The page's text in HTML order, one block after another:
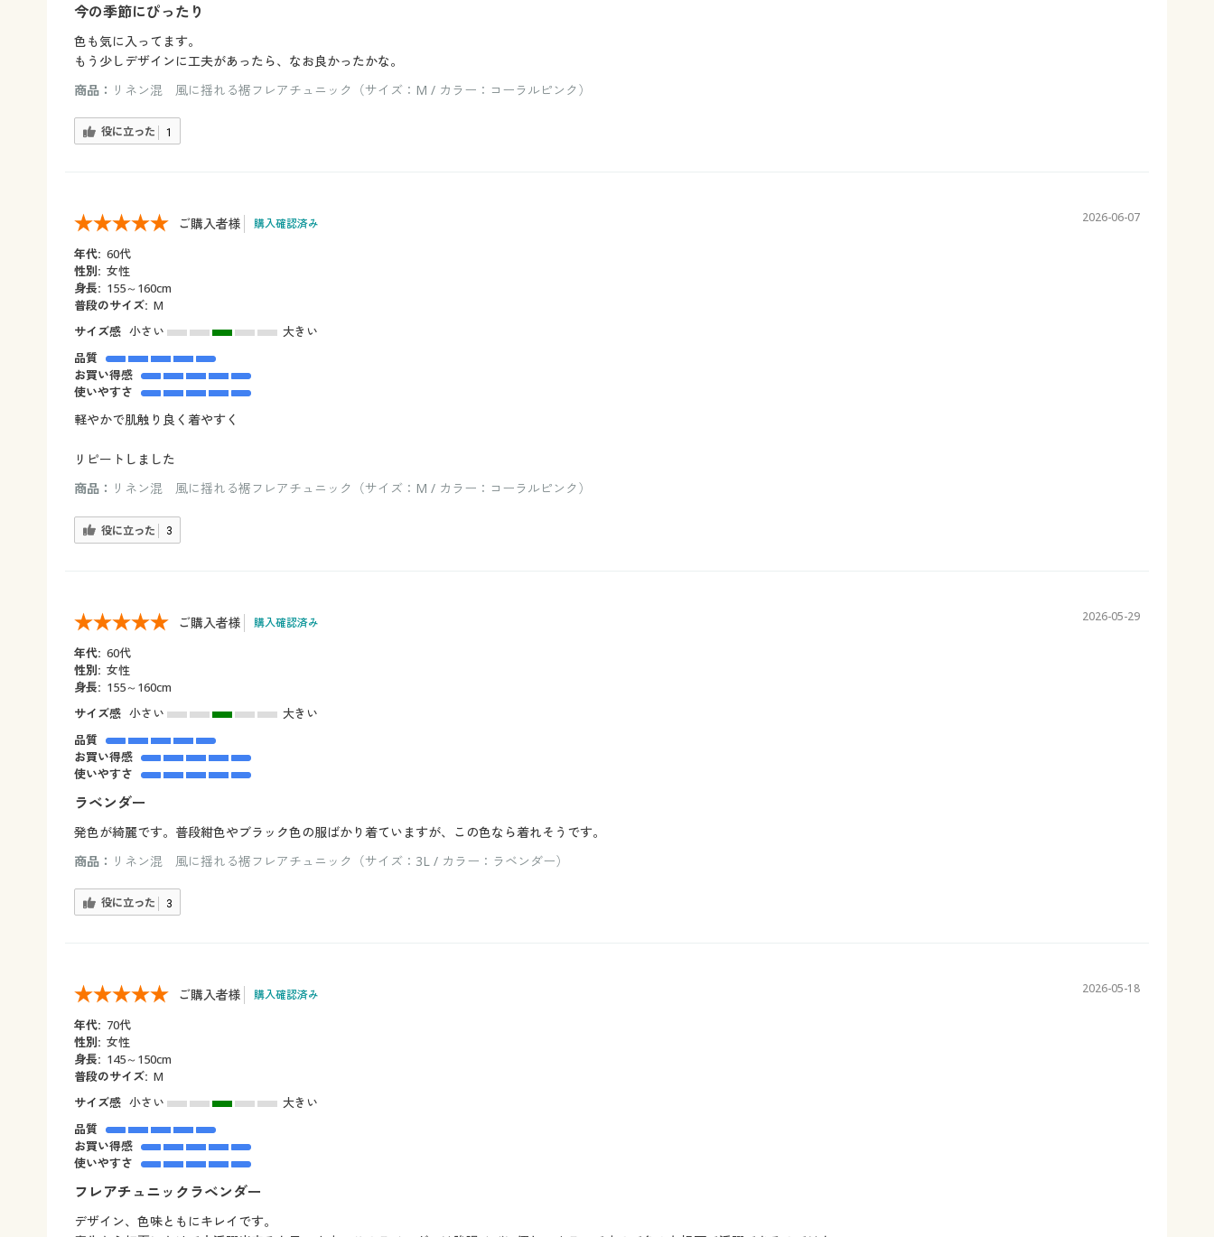
今の季節にぴったり
色も気に入ってます。
もう少しデザインに工夫があったら、なお良かったかな。
商品： リネン混 風に揺れる裾フレアチュニック（サイズ：M / カラー：コーラルピンク）
役に立った 1
ご購入者様 購入確認済み 2026-06-07
年代: 60代
性別: 女性
身長: 155～160cm
普段のサイズ: M
サイズ感 小さい
大きい
品質
お買い得感
使いやすさ
軽やかで肌触り良く着やすく
リピートしました
商品： リネン混 風に揺れる裾フレアチュニック（サイズ：M / カラー：コーラルピンク）
役に立った 3
ご購入者様 購入確認済み 2026-05-29
年代: 60代
性別: 女性
身長: 155～160cm
サイズ感 小さい
大きい
品質
お買い得感
使いやすさ
ラベンダー
発色が綺麗です。普段紺色やブラック色の服ばかり着ていますが、この色なら着れそうです。
商品： リネン混 風に揺れる裾フレアチュニック（サイズ：3L / カラー：ラベンダー）
役に立った 3
ご購入者様 購入確認済み 2026-05-18
年代: 70代
性別: 女性
身長: 145～150cm
普段のサイズ: M
サイズ感 小さい
大きい
品質
お買い得感
使いやすさ
フレアチュニックラベンダー
デザイン、色味ともにキレイです。